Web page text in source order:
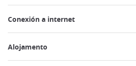
Conexión a internet
Alojamento